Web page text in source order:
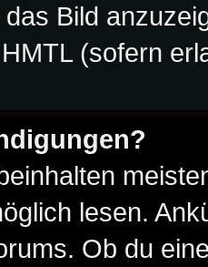
Bild
(sofern
lesen.
Ob du